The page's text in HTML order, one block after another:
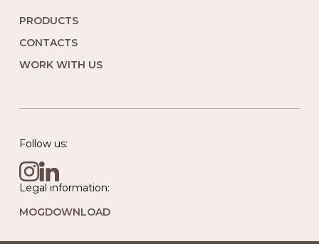
PRODUCTS
CONTACTS
WORK WITH US
Follow us:
Legal information:
MOGDOWNLOAD